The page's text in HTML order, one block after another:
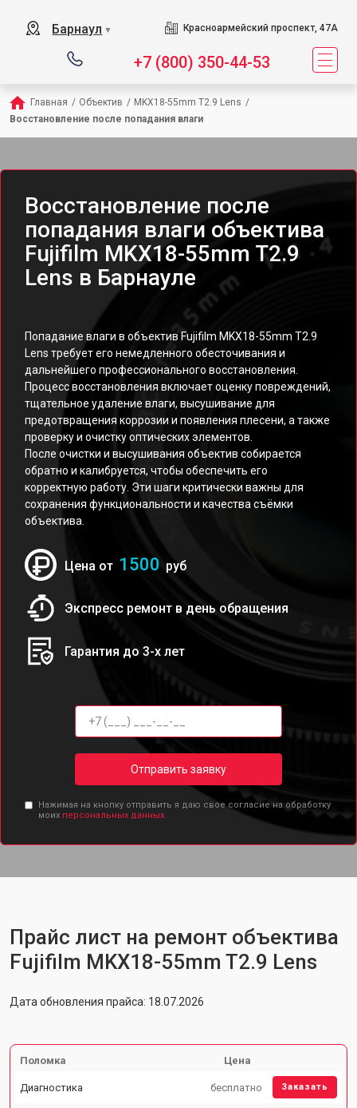
Барнаул ▼ Красноармейский проспект, 47А
+7 (800) 350-44-53
Главная / Объектив / MKX18-55mm T2.9 Lens /
Восстановление после попадания влаги
Восстановление после
попадания влаги объектива
Fujifilm MKX18-55mm T2.9
Lens в Барнауле
Попадание влаги в объектив Fujifilm MKX18-55mm T2.9
Lens требует его немедленного обесточивания и
дальнейшего профессионального восстановления.
Процесс восстановления включает оценку повреждений,
тщательное удаление влаги, высушивание для
предотвращения коррозии и появления плесени, а также
проверку и очистку оптических элементов.
После очистки и высушивания объектив собирается
обратно и калибруется, чтобы обеспечить его
корректную работу. Эти шаги критически важны для
сохранения функциональности и качества съёмки
объектива.
Цена от 1500 руб
Экспресс ремонт в день обращения
Гарантия до 3-х лет
Отправить заявку
Нажимая на кнопку отправить я даю свое согласие на обработку
моих персональных данных.
Прайс лист на ремонт объектива
Fujifilm MKX18-55mm T2.9 Lens
Дата обновления прайса: 18.07.2026
Поломка Цена
Диагностика бесплатно Заказать